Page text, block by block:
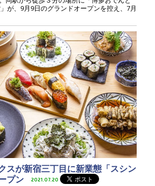
が、9月9日のグランドオープンを控え、7月
スが新宿三丁目に新業態「スシン
プン
2021.07.20